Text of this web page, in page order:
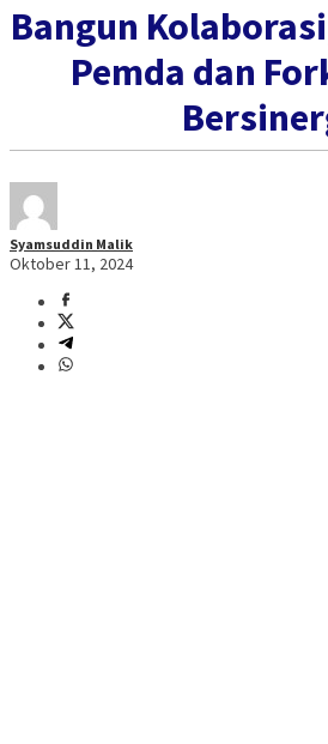
Bangun
Pemda dan
Syamsuddin Malik
Oktober 11, 2024